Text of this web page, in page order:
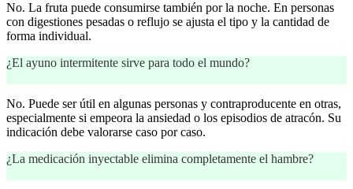
No. La fruta puede consumirse también por la noche. En personas
con digestiones pesadas o reflujo se ajusta el tipo y la cantidad de
forma individual.
¿El ayuno intermitente sirve para todo el mundo?
No. Puede ser útil en algunas personas y contraproducente en otras,
especialmente si empeora la ansiedad o los episodios de atracón. Su
indicación debe valorarse caso por caso.
¿La medicación inyectable elimina completamente el hambre?